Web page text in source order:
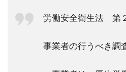
労働安全衛生法 第
事業者の行うべき調